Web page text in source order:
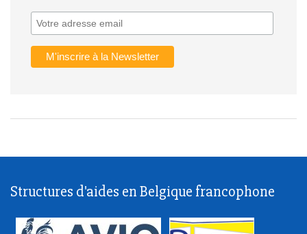
Structures d'aides en Belgique francophone